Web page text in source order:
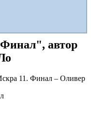
автор